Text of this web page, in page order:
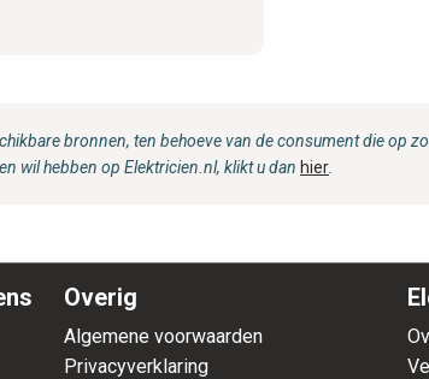
bronnen, ten behoeve van de consument die op
wil hebben op Elektricien.nl, klikt u dan hier
Overig
Algemene voorwaarden
Privacyverklaring